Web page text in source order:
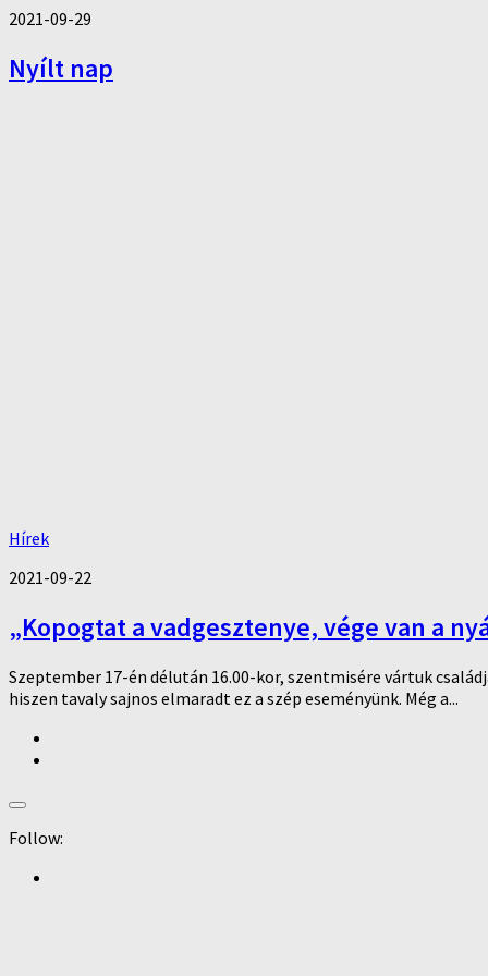
2021-09-29
Nyílt nap
Hírek
2021-09-22
„Kopogtat a vadgesztenye, vége van a
Szeptember 17-én délután 16.00-kor, szentmisére vártuk
hiszen tavaly sajnos elmaradt ez a szép eseményünk. Még a...
Follow: